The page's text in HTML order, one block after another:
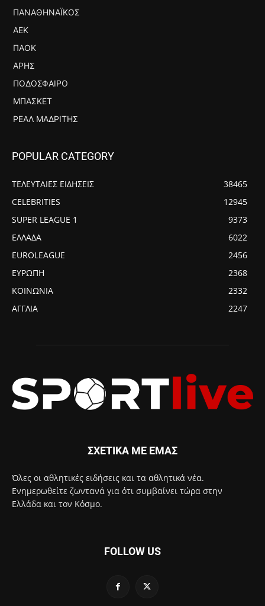
ΠΑΝΑΘΗΝΑΪΚΌΣ
ΑΕΚ
ΠΑΟΚ
ΆΡΗΣ
ΠΟΔΌΣΦΑΙΡΟ
ΜΠΆΣΚΕΤ
ΡΕΆΛ ΜΑΔΡΊΤΗΣ
POPULAR CATEGORY
ΤΕΛΕΥΤΑΙΕΣ ΕΙΔΗΣΕΙΣ
38465
CELEBRITIES
12945
SUPER LEAGUE 1
9373
ΕΛΛΑΔΑ
6022
EUROLEAGUE
2456
ΕΥΡΩΠΗ
2368
ΚΟΙΝΩΝΙΑ
2332
ΑΓΓΛΙΑ
2247
ΣΧΕΤΙΚΑ ΜΕ ΕΜΑΣ
Όλες οι αθλητικές ειδήσεις και τα αθλητικά νέα.
Ενημερωθείτε ζωντανά για ότι συμβαίνει τώρα στην
Ελλάδα και τον Κόσμο.
FOLLOW US